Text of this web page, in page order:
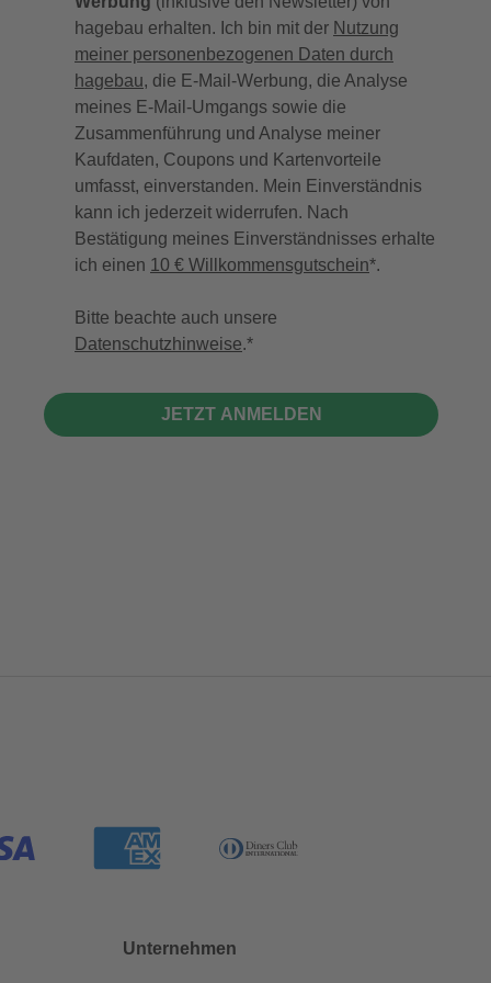
hagebau erhalten. Ich bin mit der Nutzung
meiner personenbezogenen Daten durch
hagebau, die E-Mail-Werbung, die Analyse
meines E-Mail-Umgangs sowie die
Zusammenführung und Analyse meiner
Kaufdaten, Coupons und Kartenvorteile
umfasst, einverstanden. Mein Einverständnis
kann ich jederzeit widerrufen. Nach
Bestätigung meines Einverständnisses erhalte
ich einen 10 € Willkommensgutschein*.
Bitte beachte auch unsere
Datenschutzhinweise.
JETZT ANMELDEN
Unternehmen